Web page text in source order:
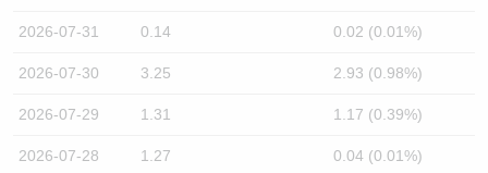
2026-07-31 0.14 0.02 (0.01%)
2026-07-30 3.25 2.93 (0.98%)
2026-07-29 1.31 1.17 (0.39%)
2026-07-28 1.27 0.04 (0.01%)